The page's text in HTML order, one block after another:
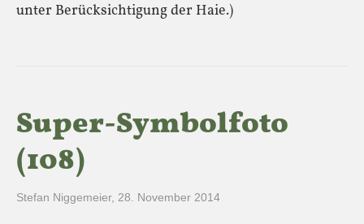
unter Berücksichtigung der Haie.)
Super-Symbolfoto
(108)
Stefan Niggemeier, 28. November 2014